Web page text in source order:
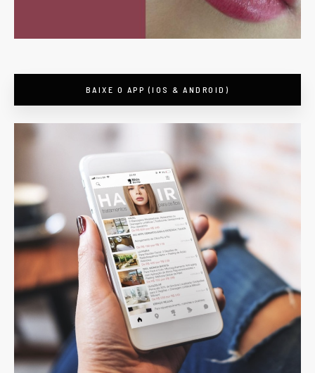
BAIXE O APP (IOS & ANDROID)